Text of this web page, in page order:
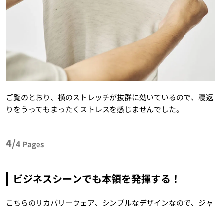
ご覧のとおり、横のストレッチが抜群に効いているので、寝返
りをうってもまったくストレスを感じませんでした。
4/4 Pages
ビジネスシーンでも本領を発揮する！
こちらのリカバリーウェア、シンプルなデザインなので、ジャ